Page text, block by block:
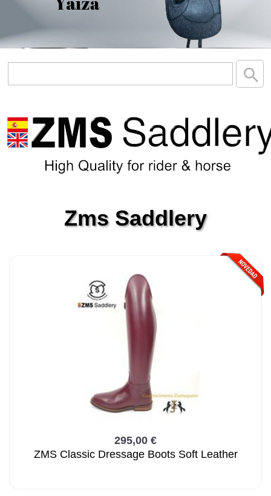
Zms Saddlery
295,00 €
ZMS Classic Dressage Boots Soft Leather